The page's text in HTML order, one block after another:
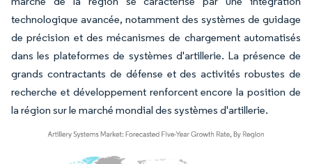
technologique avancée, notamment des systèmes de guidage
de précision et des mécanismes de chargement automatisés
dans les plateformes de systèmes d'artillerie. La présence de
grands contractants de défense et des activités robustes de
recherche et développement renforcent encore la position de
la région sur le marché mondial des systèmes d'artillerie.